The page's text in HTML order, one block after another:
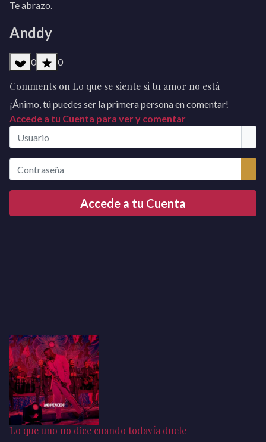
Te abrazo.
Anddy
0 0
Comments on Lo que se siente si tu amor no está
¡Ánimo, tú puedes ser la primera persona en comentar!
Accede a tu Cuenta para ver y comentar
Usuario
Contraseña
Accede a tu Cuenta
Lo que uno no dice cuando todavía duele